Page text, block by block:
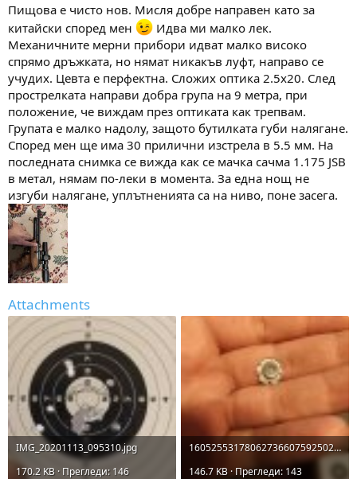
м
а
т
а
т
а
Пищова е чисто нов. Мисля добре направен като за
китайски според мен
Идва ми малко лек.
Механичните мерни прибори идват малко високо
спрямо дръжката, но нямат никакъв луфт, направо се
учудих. Цевта е перфектна. Сложих оптика 2.5х20. След
прострелката направи добра група на 9 метра, при
положение, че виждам през оптиката как трепвам.
Групата е малко надолу, защото бутилката губи налягане.
Според мен ще има 30 прилични изстрела в 5.5 мм. На
последната снимка се вижда как се мачка сачма 1.175 JSB
в метал, нямам по-леки в момента. За една нощ не
изгуби налягане, уплътненията са на ниво, поне засега.
Attachments
IMG_20201113_095310.jpg
170.2 KB · Прегледи: 146
1605255317806273660759250288877.jpg
146.7 KB · Прегледи: 143